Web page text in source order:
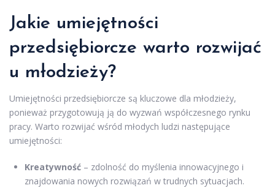
Jakie umiejętności
przedsiębiorcze warto rozwijać
u młodzieży?
Umiejętności przedsiębiorcze są kluczowe dla młodzieży,
ponieważ przygotowują ją do wyzwań współczesnego rynku
pracy. Warto rozwijać wśród młodych ludzi następujące
umiejętności:
Kreatywność – zdolność do myślenia innowacyjnego i
znajdowania nowych rozwiązań w trudnych sytuacjach.